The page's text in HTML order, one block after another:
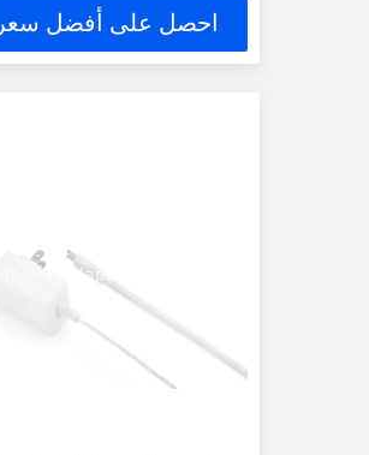
احصل على أفضل سعر